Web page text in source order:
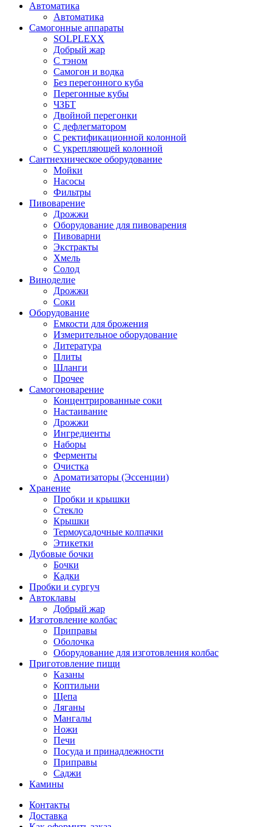
Автоматика
Автоматика
Самогонные аппараты
SOLPLEXX
Добрый жар
С тэном
Самогон и водка
Без перегонного куба
Перегонные кубы
ЧЗБТ
Двойной перегонки
С дефлегматором
С ректификационной колонной
С укрепляющей колонной
Сантнехническое оборудование
Мойки
Насосы
Фильтры
Пивоварение
Дрожжи
Оборудование для пивоварения
Пивоварни
Экстракты
Хмель
Солод
Виноделие
Дрожжи
Соки
Оборудование
Емкости для брожения
Измерительное оборудование
Литература
Плиты
Шланги
Прочее
Самогоноварение
Концентрированные соки
Настаивание
Дрожжи
Ингредиенты
Наборы
Ферменты
Очистка
Ароматизаторы (Эссенции)
Хранение
Пробки и крышки
Стекло
Крышки
Термоусадочные колпачки
Этикетки
Дубовые бочки
Бочки
Кадки
Пробки и сургуч
Автоклавы
Добрый жар
Изготовление колбас
Приправы
Оболочка
Оборудование для изготовления колбас
Приготовление пищи
Казаны
Коптильни
Щепа
Ляганы
Мангалы
Ножи
Печи
Посуда и принадлежности
Приправы
Саджи
Камины
Контакты
Доставка